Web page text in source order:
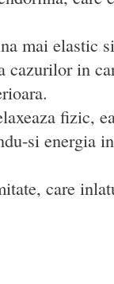
mai elastic
cazurilor in
fizic,
si energia
care